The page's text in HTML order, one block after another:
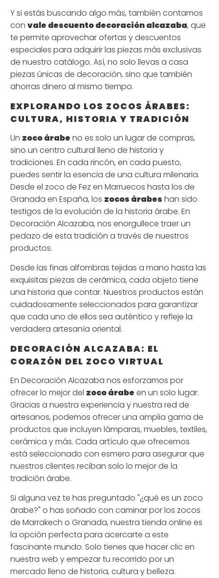
Y si estás buscando algo más, también contamos
convale descuento decoración alcazaba, que
te permite aprovechar ofertas y descuentos
especiales para adquirir las piezas más exclusivas
de nuestro catálogo. Así, no solo llevas a casa
piezas únicas de decoración, sino que también
ahorras dinero al mismo tiempo.
EXPLORANDO LOS ZOCOS ÁRABES:
CULTURA, HISTORIA Y TRADICIÓN
Un zoco árabe no es solo un lugar de compras,
sino un centro cultural lleno de historia y
tradiciones. En cada rincón, en cada puesto,
puedes sentir la esencia de una cultura milenaria.
Desde el zoco de Fez en Marruecos hasta los de
Granada en España, los zocos árabes han sido
testigos de la evolución de la historia árabe. En
Decoración Alcazaba, nos enorgullece traer un
pedazo de esta tradición a través de nuestros
productos.
Desde las finas alfombras tejidas a mano hasta las
exquisitas piezas de cerámica, cada objeto tiene
una historia que contar. Nuestros productos están
cuidadosamente seleccionados para garantizar
que cada uno de ellos sea auténtico y refleje la
verdadera artesanía oriental.
DECORACIÓN ALCAZABA: EL
CORAZÓN DEL ZOCO VIRTUAL
En Decoración Alcazaba nos esforzamos por
ofrecer lo mejor del zoco árabe en un solo lugar.
Gracias a nuestra experiencia y nuestra red de
artesanos, podemos ofrecer una amplia gama de
productos que incluyen lámparas, muebles, textiles,
cerámica y más. Cada artículo que ofrecemos
está seleccionado con esmero para asegurar que
nuestros clientes reciban solo lo mejor de la
tradición árabe.
Si alguna vez te has preguntado "¿qué es un zoco
árabe?" o has soñado con caminar por los zocos
de Marrakech o Granada, nuestra tienda online es
la opción perfecta para acercarte a este
fascinante mundo. Solo tienes que hacer clic en
nuestra web y empezar tu recorrido por un
mercado lleno de historia, cultura y belleza.